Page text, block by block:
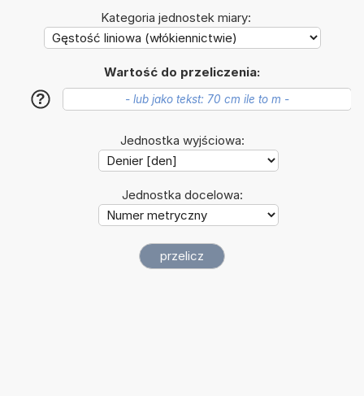
Kategoria jednostek miary:
Wartość do przeliczenia:
?
Jednostka wyjściowa:
Jednostka docelowa: